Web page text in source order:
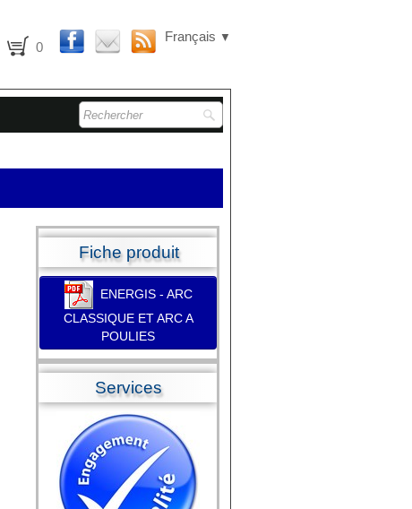
0
Français ▼
Fiche produit
ENERGIS - ARC
CLASSIQUE ET ARC A
POULIES
Services